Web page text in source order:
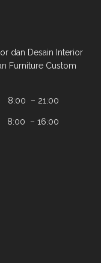
dan Desain Interior
Furniture Custom
8:00 – 21:00
8:00 – 16:00